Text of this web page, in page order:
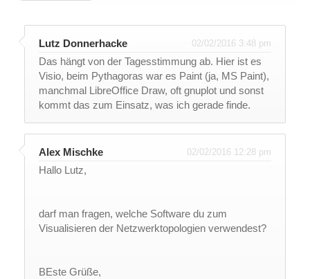
Lutz Donnerhacke 02/02/2016 3:48 pm
Das hängt von der Tagesstimmung ab. Hier ist es
Visio, beim Pythagoras war es Paint (ja, MS Paint),
manchmal LibreOffice Draw, oft gnuplot und sonst
kommt das zum Einsatz, was ich gerade finde.
Alex Mischke 02/02/2016 12:28 pm
Hallo Lutz,
darf man fragen, welche Software du zum
Visualisieren der Netzwerktopologien verwendest?
BEste Grüße,